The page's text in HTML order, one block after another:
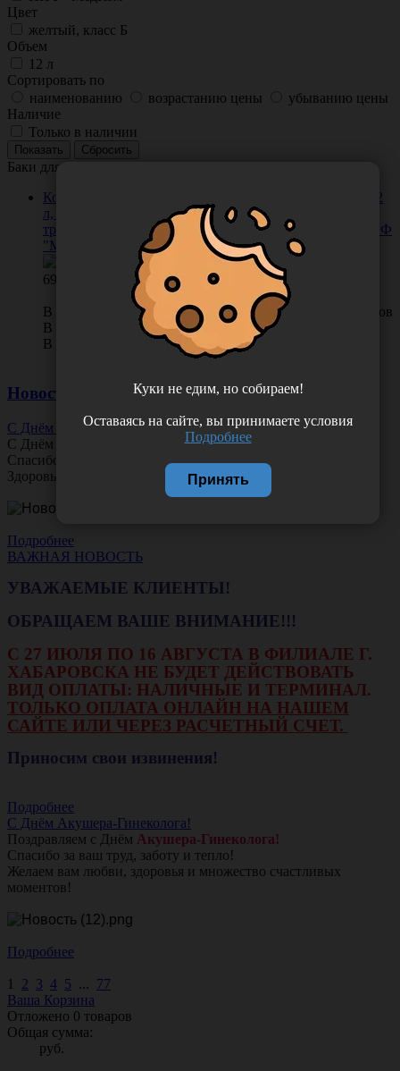
Цвет
желтый, класс Б
Объем
12 л
Сортировать по
наименованию
возрастанию цены
убыванию цены
Наличие
Только в наличии
Баки для утилизации, многоразовые емкости и контейнеры
Контейнер многоразовый МК-03-"МедКом" класс Б, 12
л, цвет желтый, для сбора, хранения и
транспортирования медицинских отходов, Россия (НПФ
"МедКом")
692.00
0 отзывов
В КОРЗИНУ
В наличии во Владивостоке 17 шт.
В наличии в Хабаровске 2 шт.
Новости
С Днём Офтальмолога!
С Днём
Спасибо за ясное зрение и заботу о пациентах.
Здоровья вам и новых профессиональных побед!
Подробнее
ВАЖНАЯ НОВОСТЬ
УВАЖАЕМЫЕ КЛИЕНТЫ!
ОБРАЩАЕМ ВАШЕ ВНИМАНИЕ!!!
С 27 ИЮЛЯ ПО 16 АВГУСТА В ФИЛИАЛЕ Г.
ХАБАРОВСКА НЕ БУДЕТ ДЕЙСТВОВАТЬ
ВИД ОПЛАТЫ: НАЛИЧНЫЕ И ТЕРМИНАЛ.
ТОЛЬКО ОПЛАТА ОНЛАЙН НА НАШЕМ
САЙТЕ ИЛИ ЧЕРЕЗ РАСЧЕТНЫЙ СЧЕТ.
Приносим свои извинения!
Подробнее
С Днём Акушера-Гинеколога!
Поздравляем с Днём Акушера-Гинеколога!
Спасибо за ваш труд, заботу и тепло!
Желаем вам любви, здоровья и множество счастливых
моментов!
Подробнее
1 2 3 4 5 ... 77
Ваша Корзина
Отложено 0 товаров
Общая сумма:
руб.
Куки не едим, но собираем!
Оставаясь на сайте, вы принимаете условия
Подробнее
Принять